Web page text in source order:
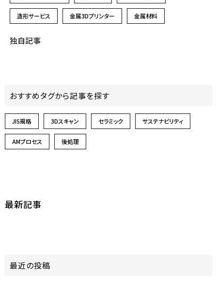
造形サービス 金属3Dプリンター 金属材料
独自記事
おすすめタグから記事を探す
JIS規格 3Dスキャン セラミック サステナビリティ
AMプロセス 後処理
最新記事
最近の投稿